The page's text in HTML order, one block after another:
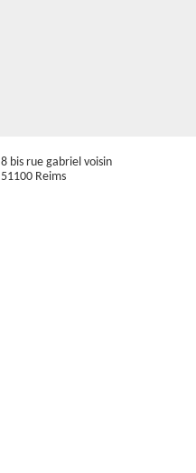
8 bis rue gabriel voisin
51100 Reims